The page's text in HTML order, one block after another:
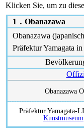
Klicken Sie, um zu
1． Obanazawa
Obanazawa
Präfektur Yamagata in
Obanazawa
Präfektur Yamagata-
Kunstmuseum